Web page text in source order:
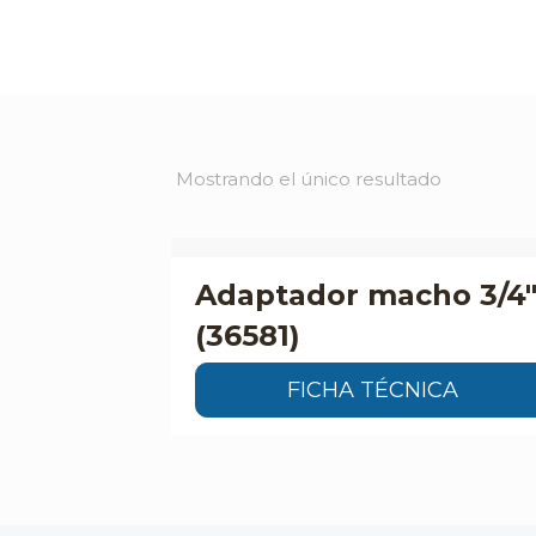
Mostrando el único resultado
Adaptador macho 3/4″
(36581)
FICHA TÉCNICA